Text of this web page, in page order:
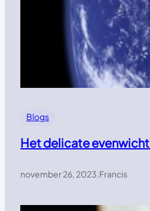
Blogs
Het delicate
november 26, 2023.Francis